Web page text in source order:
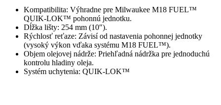
Kompatibilita: Výhradne pre Milwaukee M18 FUEL™
QUIK-LOK™ pohonnú jednotku.
Dĺžka lišty: 254 mm (10″).
Rýchlosť reťaze: Závisí od nastavenia pohonnej jednotky
(vysoký výkon vďaka systému M18 FUEL™).
Objem olejovej nádrže: Priehľadná nádržka pre jednoduchú
kontrolu hladiny oleja.
Systém uchytenia: QUIK-LOK™